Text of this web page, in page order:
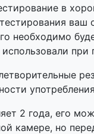
в
ваш
необходимо
при
2 года, его
камере, но